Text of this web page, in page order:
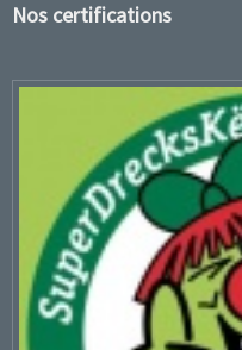
Nos certifications